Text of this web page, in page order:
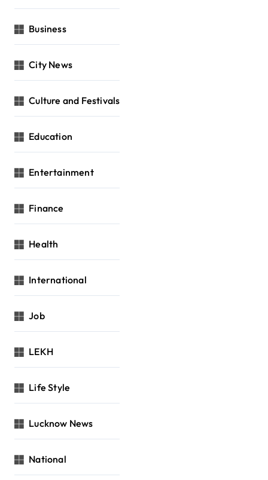
Business
City News
Culture and Festivals
Education
Entertainment
Finance
Health
International
Job
LEKH
Life Style
Lucknow News
National